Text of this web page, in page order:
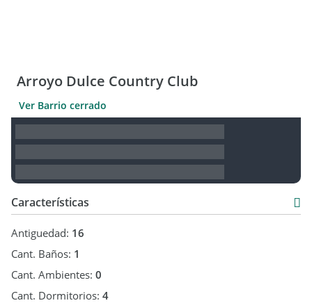
Arroyo Dulce Country Club
Ver Barrio cerrado
Características
Antiguedad: 16
Cant. Baños: 1
Cant. Ambientes: 0
Cant. Dormitorios: 4